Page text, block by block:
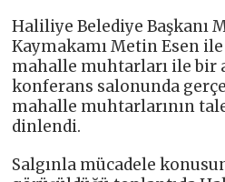
Haliliye Belediye Başkanı
Kaymakamı Metin Esen
mahalle muhtarları ile bir
konferans salonunda
mahalle muhtarlarının
dinlendi.
Salgınla mücadele